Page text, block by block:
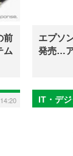
前
ム
エプソ
発売…
IT・デ